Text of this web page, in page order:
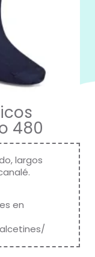
480
largos
en